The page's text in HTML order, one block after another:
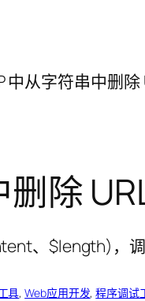
中从字符串中删除
除
具, Web应用开发, 程序调试